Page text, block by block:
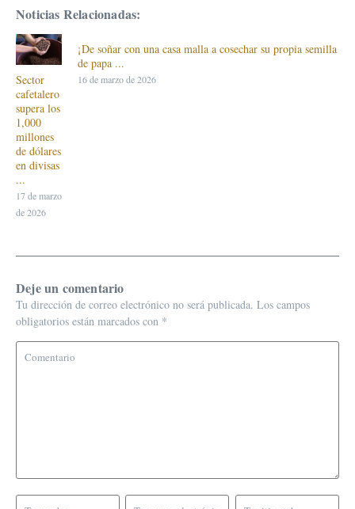
Noticias Relacionadas:
Sector
cafetalero
supera los
1,000
millones
de dólares
en divisas
...
17 de marzo
de 2026
¡De soñar con una casa malla a cosechar su propia semilla
de papa ...
16 de marzo de 2026
Deje un comentario
Tu dirección de correo electrónico no será publicada. Los campos
obligatorios están marcados con *